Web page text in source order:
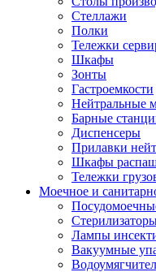
Стеллажи
Полки
Тележки
Шкафы
Зонты
Гастроемкости
Нейтральные
Барные
Диспенсеры
Прилавки
Шкафы
Тележки
Моечное и
Лампы
Вакуумные